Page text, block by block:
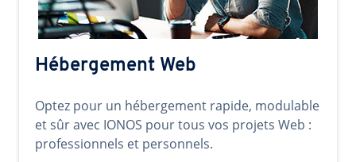
Hébergement Web
Optez pour un hébergement rapide, modulable
et sûr avec IONOS pour tous vos projets Web :
professionnels et personnels.